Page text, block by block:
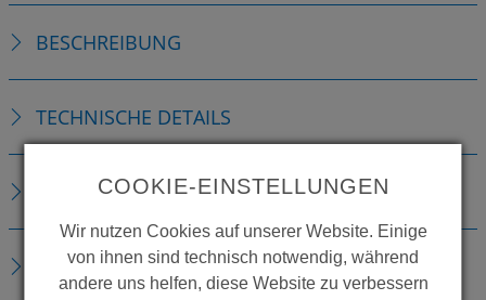
BESCHREIBUNG
TECHNISCHE DETAILS
ZUBEHÖR
DOWNLOADS
COOKIE-EINSTELLUNGEN
Wir nutzen Cookies auf unserer Website. Einige
von ihnen sind technisch notwendig, während
andere uns helfen, diese Website zu verbessern